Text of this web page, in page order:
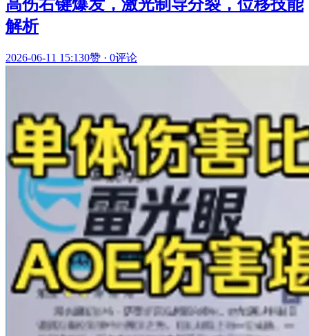
高伤右键爆发，激光制导分裂，位移技能
解析
2026-06-11 15:130赞 · 0评论